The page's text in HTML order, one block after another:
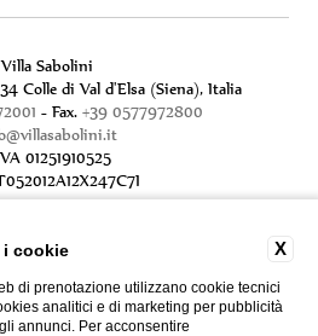
Villa Sabolini
Colle di Val d'Elsa (Siena), Italia
- Fax. +39 0577972800
01251910525
X
i cookie
di prenotazione utilizzano cookie tecnici
analitici e di marketing per pubblicità
annunci. Per acconsentire